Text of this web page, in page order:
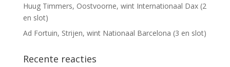
Huug Timmers, Oostvoorne, wint Internationaal Dax (2
en slot)
Ad Fortuin, Strijen, wint Nationaal Barcelona (3 en slot)
Recente reacties